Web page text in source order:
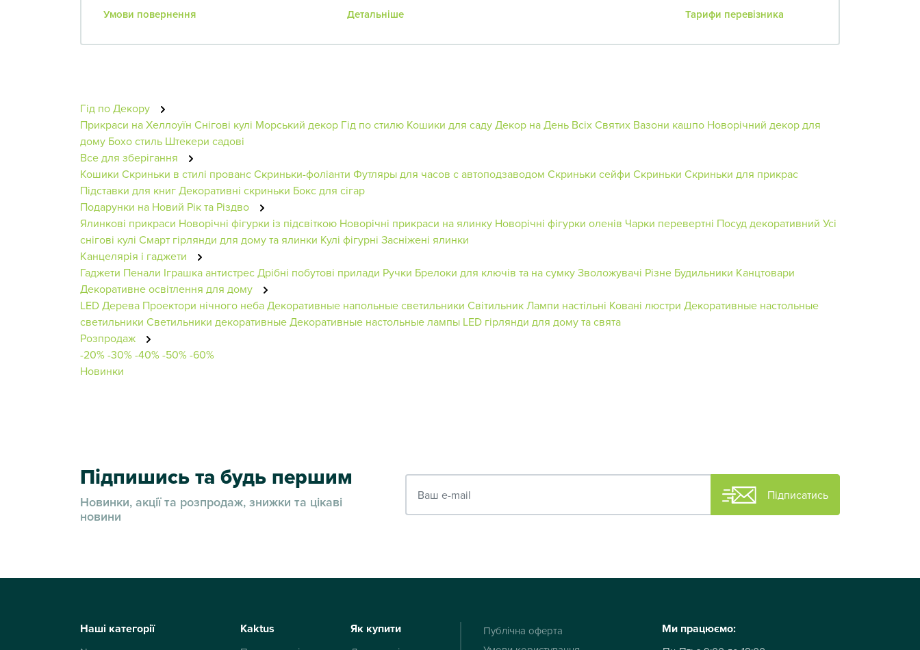
Умови повернення Детальніше Тарифи перевізника
Гід по Декору
Прикраси на Хеллоуїн Снігові кулі Морський декор Гід по стилю Кошики для садуДекор на День Всіх Святих Вазони кашпо Новорічний декор для
дому Бохо стиль Штекери садові
Все для зберігання
Кошики Скриньки в стилі провансСкриньки-фоліанти Футляры для часов с автоподзаводом Скриньки сейфи Скриньки Скриньки для прикрас
Підставки для книгДекоративні скриньки Бокс для сігар
Подарунки на Новий Рік та Різдво
Ялинкові прикраси Новорічні фігурки із підсвіткою Новорічні прикраси на ялинку Новорічні фігурки оленів Чарки перевертні Посуд декоративний Усі
снігові кулі Смарт гірлянди для дому та ялинки Кулі фігурні Засніжені ялинки
Канцелярія і гаджети
Гаджети Пенали Іграшка антистресДрібні побутові прилади Ручки Брелоки для ключів та на сумкуЗволожувачі Різне Будильники Канцтовари
Декоративне освітлення для дому
LED Дерева Проектори нічного небаДекоративные напольные светильники СвітильникЛампи настільні Ковані люстри Декоративные настольные
светильники Светильники декоративныеДекоративные настольные лампы LED гірлянди для дому та свята
Розпродаж
-20%-30%-40%-50%-60%
Новинки
Підпишись та будь першим
Новинки, акції та розпродаж, знижки та цікаві
новини
Підписатись
Наші категорії Kaktus Як купити
Публічна оферта
Ми працюємо: